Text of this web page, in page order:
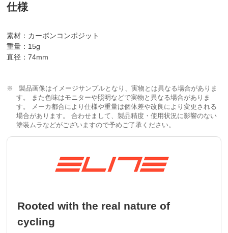
仕様
素材：カーボンコンポジット
重量：15g
直径：74mm
製品画像はイメージサンプルとなり、実物とは異なる場合がありま
す。 また色味はモニターや照明などで実物と異なる場合がありま
す。 メーカ都合により仕様や重量は個体差や改良により変更される
場合があります。 合わせまして、製品精度・使用状況に影響のない
塗装ムラなどがございますので予めご了承ください。
Rooted with the real nature of
cycling